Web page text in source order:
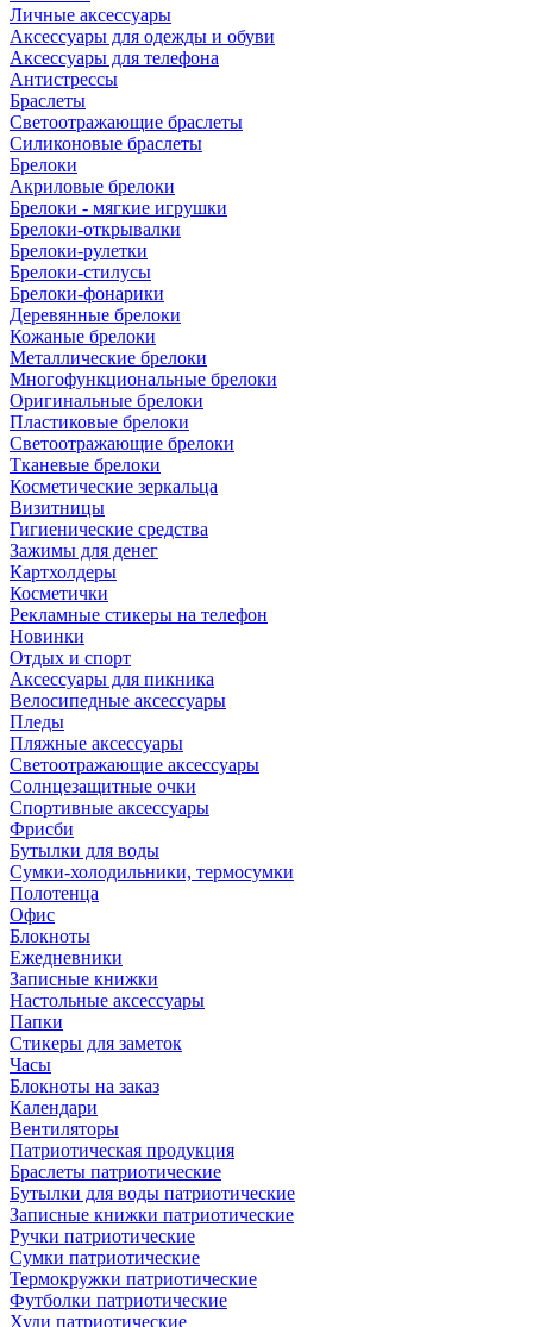
Личные аксессуары
Аксессуары для одежды и обуви
Аксессуары для телефона
Антистрессы
Браслеты
Светоотражающие браслеты
Силиконовые браслеты
Брелоки
Акриловые брелоки
Брелоки - мягкие игрушки
Брелоки-открывалки
Брелоки-рулетки
Брелоки-стилусы
Брелоки-фонарики
Деревянные брелоки
Кожаные брелоки
Металлические брелоки
Многофункциональные брелоки
Оригинальные брелоки
Пластиковые брелоки
Светоотражающие брелоки
Тканевые брелоки
Косметические зеркальца
Визитницы
Гигиенические средства
Зажимы для денег
Картхолдеры
Косметички
Рекламные стикеры на телефон
Новинки
Отдых и спорт
Аксессуары для пикника
Велосипедные аксессуары
Пледы
Пляжные аксессуары
Светоотражающие аксессуары
Солнцезащитные очки
Спортивные аксессуары
Фрисби
Бутылки для воды
Сумки-холодильники, термосумки
Полотенца
Офис
Блокноты
Ежедневники
Записные книжки
Настольные аксессуары
Папки
Стикеры для заметок
Часы
Блокноты на заказ
Календари
Вентиляторы
Патриотическая продукция
Браслеты патриотические
Бутылки для воды патриотические
Записные книжки патриотические
Ручки патриотические
Сумки патриотические
Термокружки патриотические
Футболки патриотические
Худи патриотические